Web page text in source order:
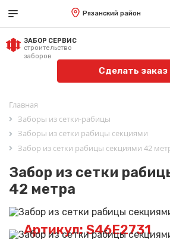
Рязанский район
ЗАБОР СЕРВИС
строительство
заборов
Сделать заказ
Главная
Заборы из сетки-рабицы
Заборы из сетки рабицы секциями
Забор из сетки рабицы секциями 42
Забор из сетки
42 метра
Артикул: S46E2731